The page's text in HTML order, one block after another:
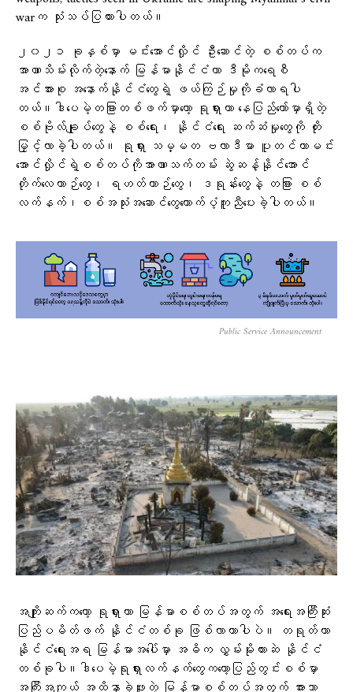
warက သုံးသပ်ပြထားပါတယ်။
၂၀၂၁ ခုနှစ်မှာ မင်းအောင်လှိုင် ဦးဆောင်တဲ့ စစ်တပ်က
အာဏာသိမ်းလိုက်တဲ့နောက် မြန်မာနိုင်ငံဟာ ဒီမိုကရေစီ
အင်အားစု အနောက်နိုင်ငံတွေရဲ့ ဖယ်ကြဉ်မှုကိုခံလာရပါ
တယ်။ဒါပေမဲ့တခြားတစ်ဖက်မှာတော့ ရုရှားဟာ နေပြည်တော်မှာရှိတဲ့
စစ်ဗိုလ်ချုပ်တွေနဲ့ စစ်ရေး၊ နိုင်ငံရေး ဆက်ဆံမှုတွေကို တိုး
မြှင့်လာခဲ့ပါတယ်။ ရုရှား သမ္မတ ဗလာဒီမာ ပူတင်ဟာမင်း
အောင်လှိုင်ရဲ့စစ်တပ်ကိုအာဏာသက်တမ်း ဆွဲဆန့်နိုင်အောင်
တိုက်လေယာဉ်တွေ၊ ရဟတ်ယာဉ်တွေ၊ ဒရုန်းတွေနဲ့ တခြား စစ်
လက်နက်၊စစ်အသုံးအဆောင်တွေထောက်ပံ့ကူညီပေးခဲ့ပါတယ်။
Public Service Announcement
အကျိုးဆက်ကတော့ ရုရှားဟာ မြန်မာစစ်တပ်အတွက် အရေးအကြီးဆုံး
ပြည်ပမိတ်ဖက် နိုင်ငံတစ်ခု ဖြစ်လာတာပါပဲ။ တရုတ်ဟာ
နိုင်ငံရေးအရ မြန်မာအပေါ်မှာ အဓိက လွှမ်းမိုးထားဆဲ နိုင်ငံ
တစ်ခုပါ။ဒါပေမဲ့ရုရှားလက်နက်တွေကတော့ပြည်တွင်းစစ်မှာ